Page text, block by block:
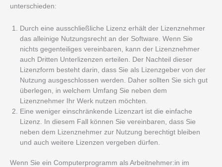
unterschieden:
Durch eine ausschließliche Lizenz erhält der Lizenznehmer
das alleinige Nutzungsrecht an der Software. Wenn Sie
nichts gegenteiliges vereinbaren, kann der Lizenznehmer
auch Dritten Unterlizenzen erteilen. Der Nachteil dieser
Lizenzform besteht darin, dass Sie als Lizenzgeber von der
Nutzung ausgeschlossen werden. Daher sollten Sie sich gut
überlegen, in welchem Umfang Sie neben dem
Lizenznehmer Ihr Werk nutzen möchten.
Eine weniger einschränkende Lizenzart ist die einfache
Lizenz. In diesem Fall können Sie vereinbaren, dass Sie
neben dem Lizenznehmer zur Nutzung berechtigt bleiben
und auch weitere Lizenzen vergeben dürfen.
Wenn Sie ein Computerprogramm als Arbeitnehmer:in im